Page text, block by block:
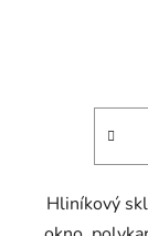
Hliníkový